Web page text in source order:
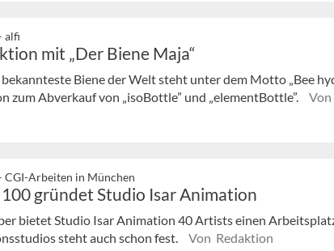
alfi
mit „Der Biene Maja“
Biene der Welt steht unter dem Motto „Bee
zum Abverkauf von „isoBottle” und „elementBottle”.
CGI-Arbeiten in München
gründet Studio Isar Animation
bietet Studio Isar Animation 40 Artists einen
steht auch schon fest.
Von Redaktion